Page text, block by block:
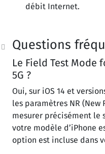
débit Internet.
Questions
Le Field Test
5G ?
Oui, sur iOS 14 et
les paramètres NR (New
mesurer précisément le
votre modèle d’iPhone
option est incluse dans